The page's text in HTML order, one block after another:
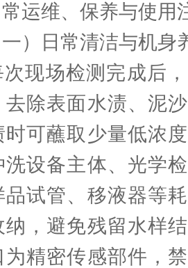
维、保养与使用
日常清洁与机身
场检测完成后，
除表面水渍、泥
可蘸取少量低浓
洗设备主体、光学
试管、移液器等
，避免残留水样
为精密传感部件，